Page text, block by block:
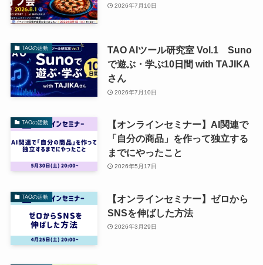
2026年7月10日
TAOの活動
TAO AIツール研究室 Vol.1 Suno
で遊ぶ・学ぶ10日間 with TAJIKA
さん
2026年7月10日
TAOの活動
【オンラインセミナー】AI関連で
「自分の商品」を作って独立する
までにやったこと
2026年5月17日
TAOの活動
【オンラインセミナー】ゼロから
SNSを伸ばした方法
2026年3月29日